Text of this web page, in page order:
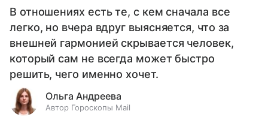
В отношениях есть те, с кем сначала все
легко, но вчера вдруг выясняется, что за
внешней гармонией скрывается человек,
который сам не всегда может быстро
решить, чего именно хочет.
Ольга Андреева
Автор Гороскопы Mail